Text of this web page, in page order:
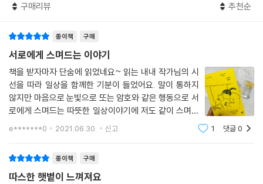
평가받은 후에야 얻을 수 있는 냉정한 공간이기도 하다. 작가는 보온병처
의 공간이면 충분할지도 모른다며 다만 생각, 감정, 관계, 취향까지도 함께
수납하는 집에 내가 좋아하고 마음에 드는 것만 남기고 싶다고 말한다. 미
움은 밖에 두고 좋아하는 것들만 남긴 집에서 뮤뮤와 함께 사는 공간이 집
이기를 바란다며.
자기 자신과도 내외하던 한 사람이 다른 존재를 알아가고 사랑하기까지의
과정을 담은 이 책은 내게 옆자리가 되어주는 존재가 무엇인지 생각해보게
존재가 무엇이든 우리가 나 자신을 더 들여다보고 ‘함께’의 의미를 생각하
도록 해줄 것이다. 서로를 길러내는 고양이 생활처럼 말이다.
구매리뷰 추천순
종이책 구매
서로에게 스며드는 이야기
책을 받자마자 단숨에 읽었네요~ 읽는 내내 작가님의 시
선을 따라 일상을 함께한 기분이 들었어요. 말이 통하지
않지만 마음으로 눈빛으로 또는 암호와 같은 행동으로 서
로에게 스며드는 따뜻한 일상이야기에 저도 같이 스며들
었네요~ "뮤뮤와 나는 서로서로 길러냈다.그렇게 서로에
e*******0 2021.06.30. 신고 1 댓글0
종이책 구매
따스한 햇볕이 느껴져요